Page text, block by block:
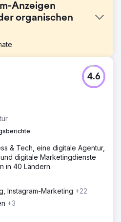
Anzeigen
organischen
setzte bei der
auf bezahlte Werbung
Die Website war nicht
organische Suchverkehr war
generierte keine Anfragen.
Ads und Meta Ads
die Conversion-Rate-
Buchungsprozess, und
nachhaltige
benötigten eine
langfristige SEO- und
konnte.
digitales
SEO-Team entwickelte
4.6
& Tech, eine digitale Agentur,
digitale Marketingdienste
in 40 Ländern.
Instagram-Marketing +22
+3